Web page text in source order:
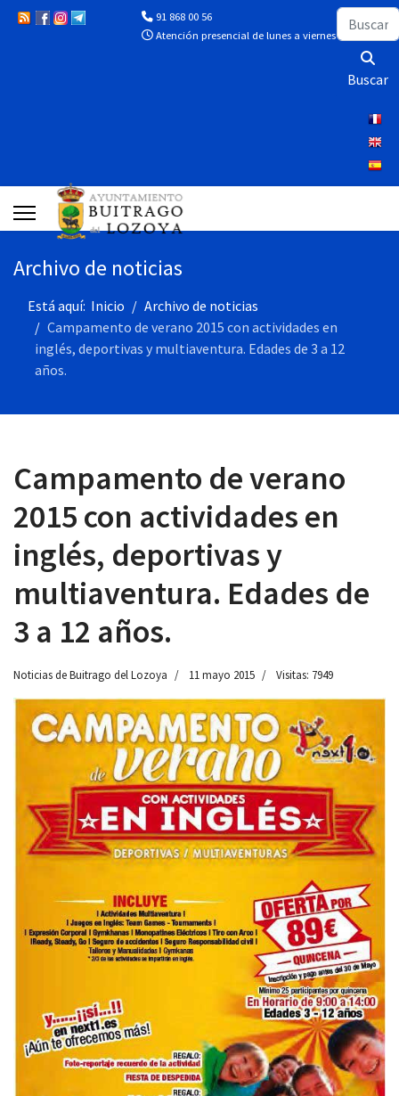
91 868 00 56
Atención presencial de lunes a viernes de 10:00 a
Buscar
Buscar
Archivo de noticias
Está aquí: Inicio
Archivo de noticias
Campamento de verano 2015 con actividades en
inglés, deportivas y multiaventura. Edades de 3 a 12
años.
Campamento de verano
2015 con actividades en
inglés, deportivas y
multiaventura. Edades de
3 a 12 años.
Noticias de Buitrago del Lozoya 11 mayo 2015 Visitas: 7949